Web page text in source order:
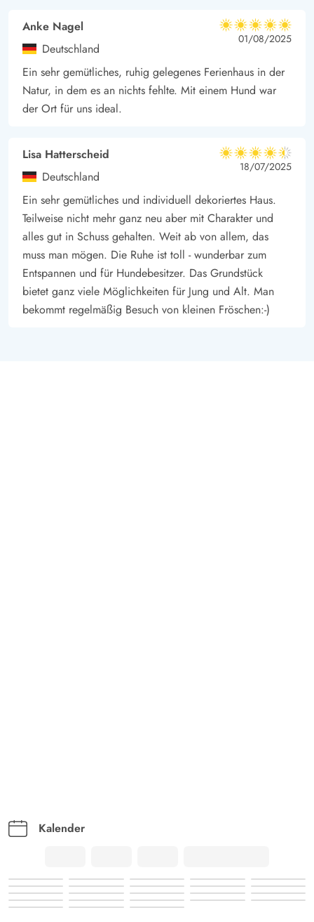
Anke Nagel
Deutschland
5 von 5
5 von 5
5 out of 5
01/08/2025
Ein sehr gemütliches, ruhig gelegenes Ferienhaus in der
Natur, in dem es an nichts fehlte. Mit einem Hund war
der Ort für uns ideal.
Lisa Hatterscheid
Deutschland
4.5 von 5
4.5 von 5
4.5 out of 5
18/07/2025
Ein sehr gemütliches und individuell dekoriertes Haus.
Teilweise nicht mehr ganz neu aber mit Charakter und
alles gut in Schuss gehalten. Weit ab von allem, das
muss man mögen. Die Ruhe ist toll - wunderbar zum
Entspannen und für Hundebesitzer. Das Grundstück
bietet ganz viele Möglichkeiten für Jung und Alt. Man
bekommt regelmäßig Besuch von kleinen Fröschen:-)
Kalender